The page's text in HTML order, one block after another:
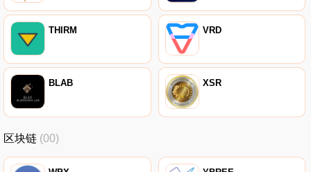
THIRM VRD
BLAB XSR
区块链 (00)